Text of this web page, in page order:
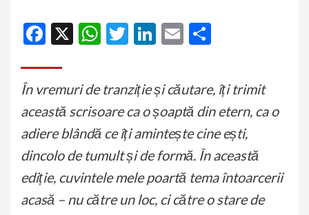
Facebook
X WhatsApp
Twitter
LinkedIn
Email
În vremuri de tranziție și căutare, îți trimit
această scrisoare ca o șoaptă din etern, ca o
adiere blândă ce îți amintește cine ești,
dincolo de tumult și de formă. În această
ediție, cuvintele mele poartă tema întoarcerii
acasă – nu către un loc, ci către o stare de